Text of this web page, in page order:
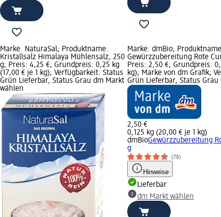
Marke: NaturaSal; Produktname:
Kristallsalz Himalaya Mühlensalz, 250
g; Preis: 4,25 €; Grundpreis: 0,25 kg
(17,00 € je 1 kg); Verfügbarkeit: Status
Grün Lieferbar, Status Grau dm Markt
wählen
Marke: dmBio;
Gewürzzubereitung Rote
Preis: 2,50 €; Grundpreis:
kg); Marke von dm Grafik;
Grün Lieferbar, Status
2,50 €
0,125 kg (20,00 € je 1 kg)
dmBioGewürzzubereitung
g
(78)
Hinweise
Lieferbar
dm Markt wählen